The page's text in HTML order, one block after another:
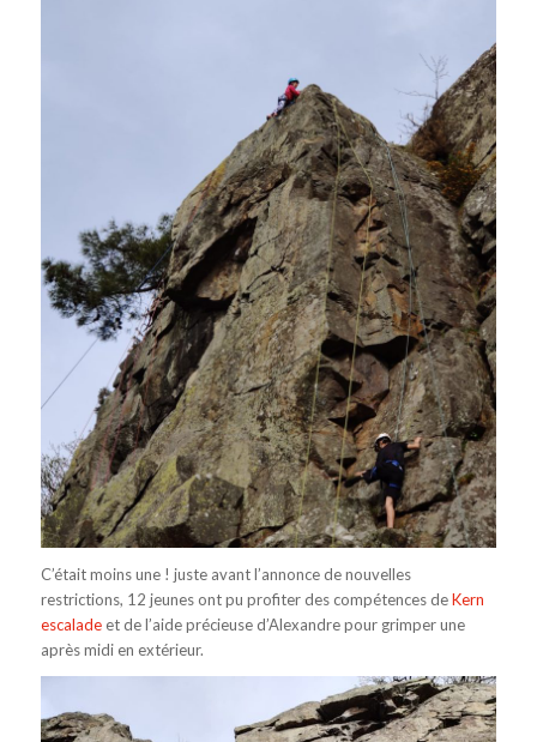
C’était moins une ! juste avant l’annonce de nouvelles
restrictions, 12 jeunes ont pu profiter des compétences deKern
escaladeet de l’aide précieuse d’Alexandre pour grimper une
après midi en extérieur.